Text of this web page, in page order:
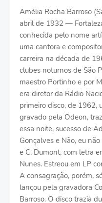
Amélia Rocha Barroso
abril de 1932 —
conhecida pelo nome
uma cantora e
carreira na década de
clubes noturnos de São
maestro Portinho e por
era diretor da Rádio
primeiro disco, de 1962,
gravado pela Odeon,
essa noite, sucesso de
Gonçalves e Não, eu
e C. Dumont, com letra
Nunes. Estreou em LP
A consagração, porém,
lançou pela gravadora
Barroso. O disco trazia